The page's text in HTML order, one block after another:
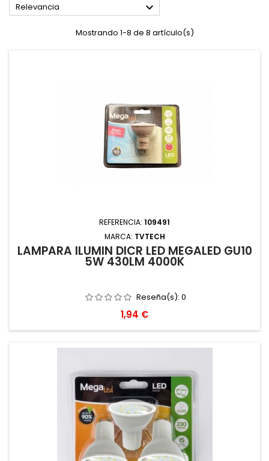
Relevancia 
Mostrando 1-8 de 8 artículo(s)
REFERENCIA: 109491
MARCA: TVTECH
LAMPARA ILUMIN DICR LED MEGALED GU10
5W 430LM 4000K
Reseña(s): 0
Precio
1,94 €